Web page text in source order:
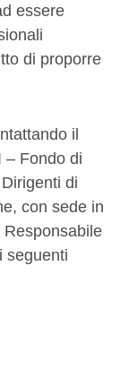
essere
di proporre
il
– Fondo di
di
con sede in
seguenti